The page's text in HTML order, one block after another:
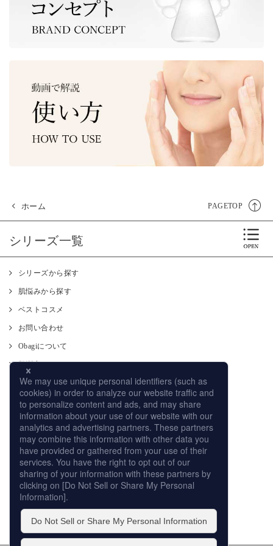
ホーム PAGETOP
シリーズ一覧
シリーズから探す
肌悩みから探す
ベストコスメ
お問い合わせ
Obagiについて
肌測定
使い方
CM
オンラインストア
取り扱い店舗
サイトマップ
プライバシーポリシー
個人情報の取扱いについて
このサイトの利用について
販売店への取り組み